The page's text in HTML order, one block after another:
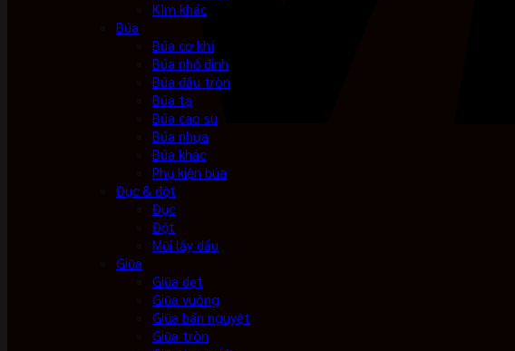
Kìm khác
Búa
Búa cơ khí
Búa nhổ đinh
Búa đầu tròn
Búa tạ
Búa cao su
Búa nhựa
Búa khác
Phụ kiện búa
Đục & đột
Đục
Đột
Mũi lấy dấu
Giũa
Giũa dẹt
Giũa vuông
Giũa bán nguyệt
Giũa tròn